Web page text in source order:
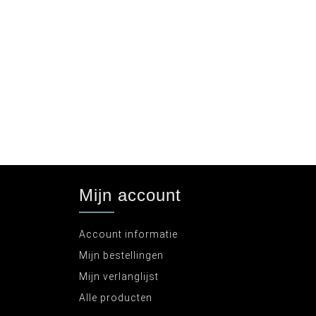
Mijn account
Account informatie
Mijn bestellingen
Mijn verlanglijst
Alle producten